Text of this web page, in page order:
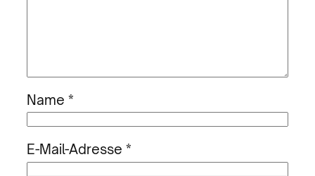
Name *
E-Mail-Adresse *